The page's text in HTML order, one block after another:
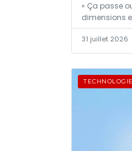
« Ça passe
dimensions
31 juillet 2026